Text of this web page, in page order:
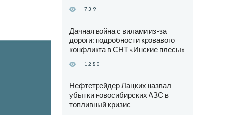
739
Дачная война с вилами из-за
дороги: подробности кровавого
конфликта в СНТ «Инские плесы»
1280
Нефтетрейдер Лацких назвал
убытки новосибирских АЗС в
топливный кризис